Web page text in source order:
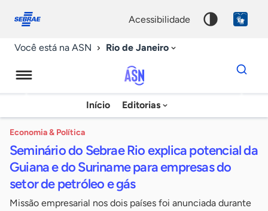
conosco
acessibilidade
Você está na ASN Rio de Janeiro
Agência
Sebrae
Notícias
Início Editorias
Dados
para
chave
Economia & Política
Seminário do Sebrae Rio explica potencial da
Guiana e do Suriname para empresas do
setor de petróleo e gás
Missão empresarial nos dois países foi anunciada durante